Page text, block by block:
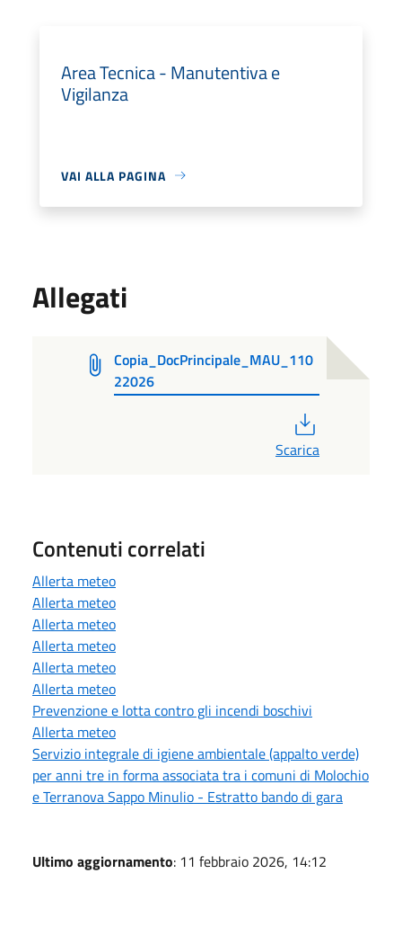
Area Tecnica - Manutentiva e
Vigilanza
VAI ALLA PAGINA
Allegati
Copia_DocPrincipale_MAU_110
22026
Scarica
Contenuti correlati
Allerta meteo
Allerta meteo
Allerta meteo
Allerta meteo
Allerta meteo
Allerta meteo
Prevenzione e lotta contro gli incendi boschivi
Allerta meteo
Servizio integrale di igiene ambientale (appalto verde)
per anni tre in forma associata tra i comuni di Molochio
e Terranova Sappo Minulio - Estratto bando di gara
Ultimo aggiornamento: 11 febbraio 2026, 14:12